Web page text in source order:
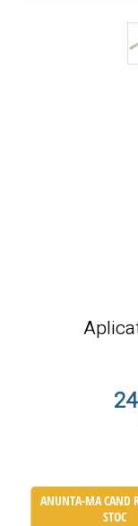
ANUNTA-MA CAND
STOC